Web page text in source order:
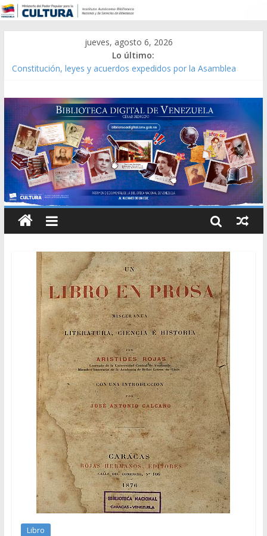
jueves, agosto 6, 2026
Lo último:
Constitución, leyes y acuerdos expedidos por la Asamblea
Modesta Bor Sánchez [material gráfico]
Gaceta Oficial de la República de Venezuela año CXXXIII Mes V,
Caracas 09 de marzo de 2006 N° 38.394
Catálogo temático de obras de Modesta Bor
Libro